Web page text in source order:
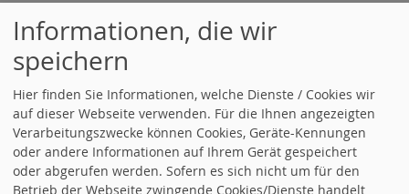
Willen der Beschäftigten sein darf, so
Annika Klose. „Wir haben im
Koalitionsvertrag explizit vereinbart,
dass eine solche Reform auch und
gerade im Sinne der Vereinbarkeit von
Familie und Beruf ausgestaltet werden
Informationen, die wir
speichern
Hier finden Sie Informationen, welche Dienste / Cookies wir
auf dieser Webseite verwenden. Für die Ihnen angezeigten
Verarbeitungszwecke können Cookies, Geräte-Kennungen
oder andere Informationen auf Ihrem Gerät gespeichert
oder abgerufen werden. Sofern es sich nicht um für den
Betrieb der Webseite zwingende Cookies/Dienste handelt